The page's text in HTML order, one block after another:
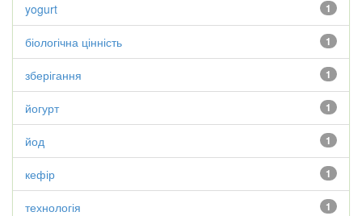
1
yogurt
1
біологічна цінність
1
зберігання
1
йогурт
1
йод
1
кефір
1
технологія